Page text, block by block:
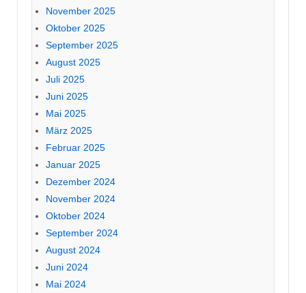
November 2025
Oktober 2025
September 2025
August 2025
Juli 2025
Juni 2025
Mai 2025
März 2025
Februar 2025
Januar 2025
Dezember 2024
November 2024
Oktober 2024
September 2024
August 2024
Juni 2024
Mai 2024